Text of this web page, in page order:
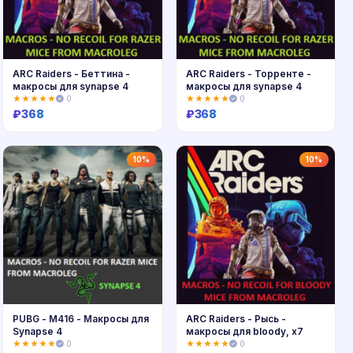
Купить
ARC Raiders - Беттина -
макросы для synapse 4
★★★★★ 0
₽368
Купить
ARC Raiders - Торренте -
макросы для synapse 4
★★★★★ 0
₽368
10%
PUBG - M416 - Макросы для
Synapse 4
★★★★★ 0
10%
ARC Raiders - Рысь -
макросы для bloody, x7
★★★★★ 0